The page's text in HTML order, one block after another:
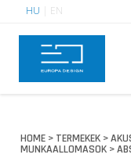
HU EN
HOME > TERMEKEK >
MUNKAALLOMASOK >